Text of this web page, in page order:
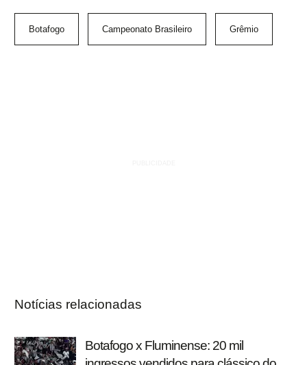
Botafogo Campeonato Brasileiro Grêmio
Notícias relacionadas
Botafogo x Fluminense: 20 mil